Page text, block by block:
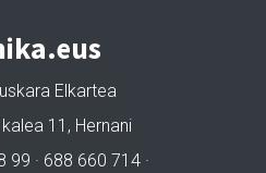
Elkartea
11, Hernani
99 · 688 660 714 ·